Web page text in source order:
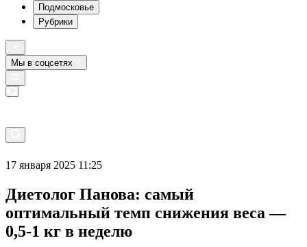
Подмосковье
Рубрики
Мы в соцсетях
17 января 2025 11:25
Диетолог Панова: самый
оптимальный темп снижения веса —
0,5-1 кг в неделю